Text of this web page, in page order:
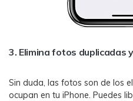
3. Elimina fotos duplicadas
Sin duda, las fotos son de los
ocupan en tu iPhone. Puedes